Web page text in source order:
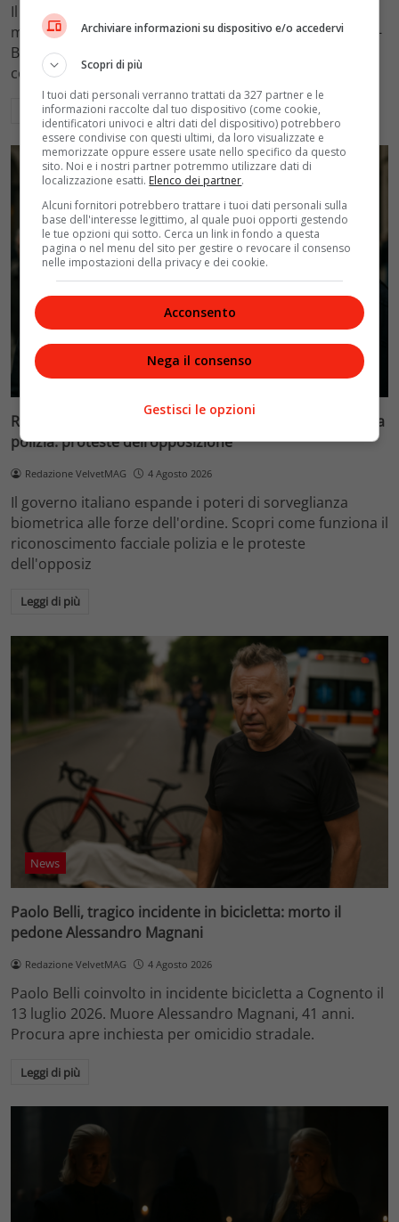
Il Tribunale di Roma ha fissato l'assegno di
mantenimento figli a 10.900 euro mensili nel caso Totti-
Blasi, respingendo la richiesta di 20mila euro della
conduttrice.
Leggi di più
Politica
Riconoscimento facciale, il governo accelera i poteri alla
polizia: proteste dell’opposizione
Redazione VelvetMAG 4 Agosto 2026
Il governo italiano espande i poteri di sorveglianza
biometrica alle forze dell'ordine. Scopri come funziona il
riconoscimento facciale polizia e le proteste
dell'opposiz
Leggi di più
News
Paolo Belli, tragico incidente in bicicletta: morto il
pedone Alessandro Magnani
Redazione VelvetMAG 4 Agosto 2026
Paolo Belli coinvolto in incidente bicicletta a Cognento il
13 luglio 2026. Muore Alessandro Magnani, 41 anni.
Procura apre inchiesta per omicidio stradale.
Leggi di più
Archiviare informazioni su dispositivo e/o accedervi
Scopri di più
I tuoi dati personali verranno trattati da 327 partner e le
informazioni raccolte dal tuo dispositivo (come cookie,
identificatori univoci e altri dati del dispositivo) potrebbero
essere condivise con questi ultimi, da loro visualizzate e
memorizzate oppure essere usate nello specifico da questo
sito. Noi e i nostri partner potremmo utilizzare dati di
localizzazione esatti. Elenco dei partner.
Alcuni fornitori potrebbero trattare i tuoi dati personali sulla
base dell'interesse legittimo, al quale puoi opporti gestendo
le tue opzioni qui sotto. Cerca un link in fondo a questa
pagina o nel menu del sito per gestire o revocare il consenso
nelle impostazioni della privacy e dei cookie.
Acconsento
Nega il consenso
Gestisci le opzioni